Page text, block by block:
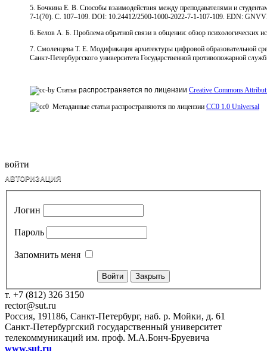
5. Бочкина Е. В. Способы взаимодействия между преподавателями и
7-1(70). С. 107‒109. DOI: 10.24412/2500-1000-2022-7-1-107-109. EDN:
6. Белов А. Б. Проблема обратной связи в общении: обзор психологических
7. Смоленцева Т. Е. Модификация архитектуры цифровой образовательной
Санкт-Петербургского университета Государственной противопожарной
Статья распространяется по лицензии Creative Commons
Метаданные статьи распространяются по лицензии CC0 1.0 Universal
войти
АВТОРИЗАЦИЯ
Логин
Пароль
Запомнить меня
Закрыть
т. +7 (812) 326 3150
rector@sut.ru
Россия, 191186, Санкт-Петербург, наб. р. Мойки, д. 61
Санкт-Петербургский государственный университет
телекоммуникаций им. проф. М.А.Бонч-Бруевича
www.sut.ru